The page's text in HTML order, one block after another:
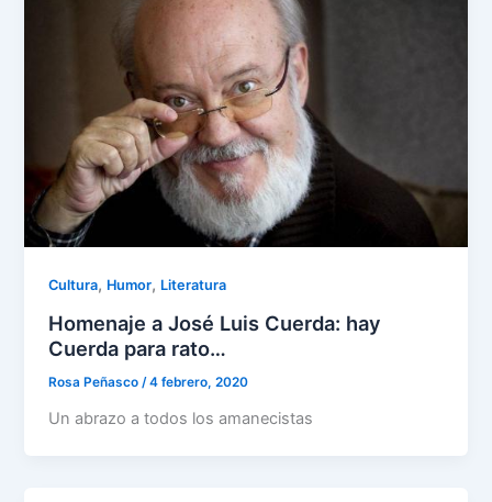
Cultura, Humor, Literatura
Homenaje a José Luis Cuerda: hay
Cuerda para rato…
Rosa Peñasco/4 febrero, 2020
Un abrazo a todos los amanecistas